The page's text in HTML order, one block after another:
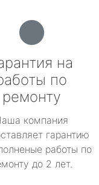
на
по
ремонту
компания
гарантию
работы по
до 2 лет.